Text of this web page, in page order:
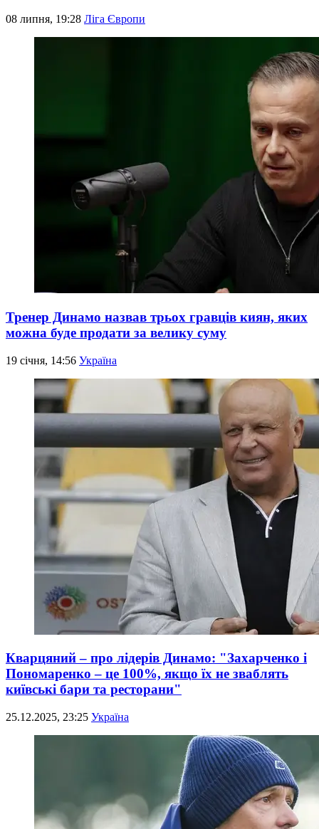
08 липня, 19:28 Ліга Європи
Тренер Динамо назвав трьох гравців киян, яких
можна буде продати за велику суму
19 січня, 14:56 Україна
Кварцяний – про лідерів Динамо: "Захарченко і
Пономаренко – це 100%, якщо їх не зваблять
київські бари та ресторани"
25.12.2025, 23:25 Україна